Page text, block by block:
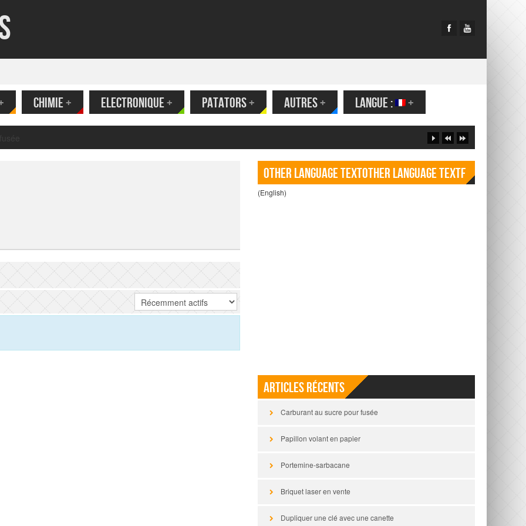
CHIMIE+ ELECTRONIQUE+ PATATORS+ AUTRES+ LANGUE : +
Other language TextOther language Textf
(English)
Articles récents
Carburant au sucre pour fusée
Papillon volant en papier
Portemine-sarbacane
Briquet laser en vente
Dupliquer une clé avec une canette